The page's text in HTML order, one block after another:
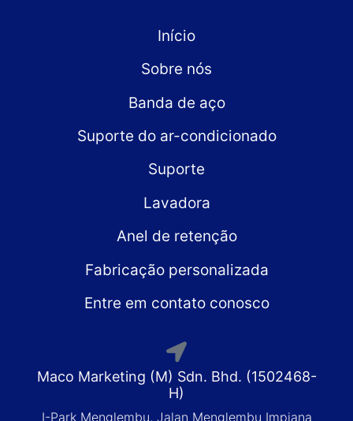
Início
Sobre nós
Banda de aço
Suporte do ar-condicionado
Suporte
Lavadora
Anel de retenção
Fabricação personalizada
Entre em contato conosco
Maco Marketing (M) Sdn. Bhd. (1502468-
H)
I-Park Menglembu, Jalan Menglembu Impiana